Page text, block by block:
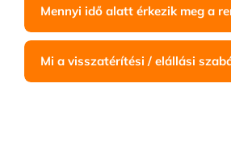
Mennyi idő alatt érkezik meg a
Mi a visszatérítési / elállási